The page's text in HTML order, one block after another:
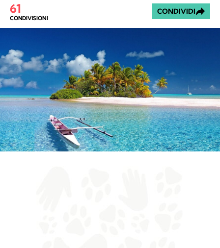
61
CONDIVISIONI
CONDIVIDI